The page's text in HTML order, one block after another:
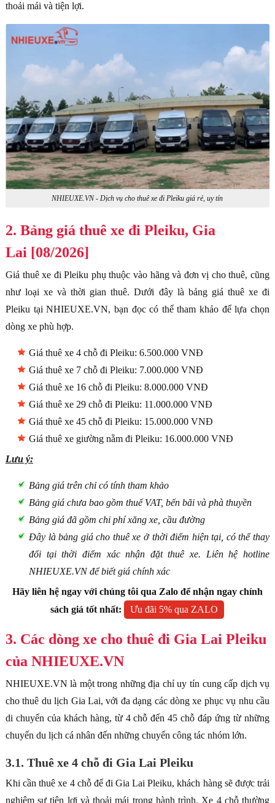
thoải mái và tiện lợi.
NHIEUXE.VN - Dịch vụ cho thuê xe đi Pleiku giá rẻ, uy tín
2. Bảng giá thuê xe đi Pleiku, Gia
Lai [08/2026]
Giá thuê xe đi Pleiku phụ thuộc vào hãng và đơn vị cho thuê, cũng
như loại xe và thời gian thuê. Dưới đây là bảng giá thuê xe đi
Pleiku tại NHIEUXE.VN, bạn đọc có thể tham khảo để lựa chọn
dòng xe phù hợp.
Giá thuê xe 4 chỗ đi Pleiku: 6.500.000 VNĐ
Giá thuê xe 7 chỗ đi Pleiku: 7.000.000 VNĐ
Giá thuê xe 16 chỗ đi Pleiku: 8.000.000 VNĐ
Giá thuê xe 29 chỗ đi Pleiku: 11.000.000 VNĐ
Giá thuê xe 45 chỗ đi Pleiku: 15.000.000 VNĐ
Giá thuê xe giường nằm đi Pleiku: 16.000.000 VNĐ
Lưu ý:
Bảng giá trên chỉ có tính tham khảo
Bảng giá chưa bao gồm thuế VAT, bến bãi và phà thuyền
Bảng giá đã gồm chi phí xăng xe, cầu đường
Đây là bảng giá cho thuê xe ở thời điểm hiện tại, có thể thay
đổi tại thời điểm xác nhận đặt thuê xe. Liên hệ hotline
NHIEUXE.VN để biết giá chính xác
Hãy liên hệ ngay với chúng tôi qua Zalo để nhận ngay chính
sách giá tốt nhất:
Ưu đãi 5% qua ZALO
3. Các dòng xe cho thuê đi Gia Lai Pleiku
của NHIEUXE.VN
NHIEUXE.VN là một trong những địa chỉ uy tín cung cấp dịch vụ
cho thuê du lịch Gia Lai, với đa dạng các dòng xe phục vụ nhu cầu
di chuyển của khách hàng, từ 4 chỗ đến 45 chỗ đáp ứng từ những
chuyến du lịch cá nhân đến những chuyến công tác nhóm lớn.
3.1. Thuê xe 4 chỗ đi Gia Lai Pleiku
Khi cần thuê xe 4 chỗ để đi Gia Lai Pleiku, khách hàng sẽ được trải
nghiệm sự tiện lợi và thoải mái trong hành trình. Xe 4 chỗ thường